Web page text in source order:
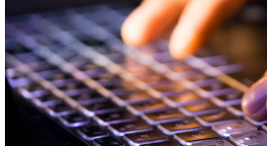
Principais funcionalidades dos planos empresariais
Inteligência de acesso
Integração com diretórios
Integração com SSO
Auto-hospedagem do Bitwarden
Políticas empresariais
Recuperação de conta